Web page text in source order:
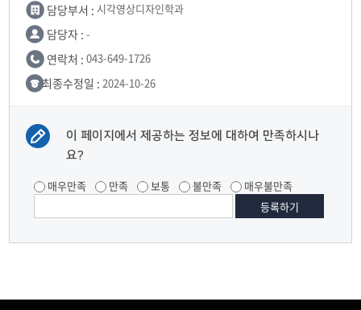
담당부서 : 시각영상디자인학과
담당자 : -
연락처 : 043-649-1726
최종수정일 : 2024-10-26
이 페이지에서 제공하는 정보에 대하여 만족하시나
요?
매우만족 만족 보통 불만족 매우불만족